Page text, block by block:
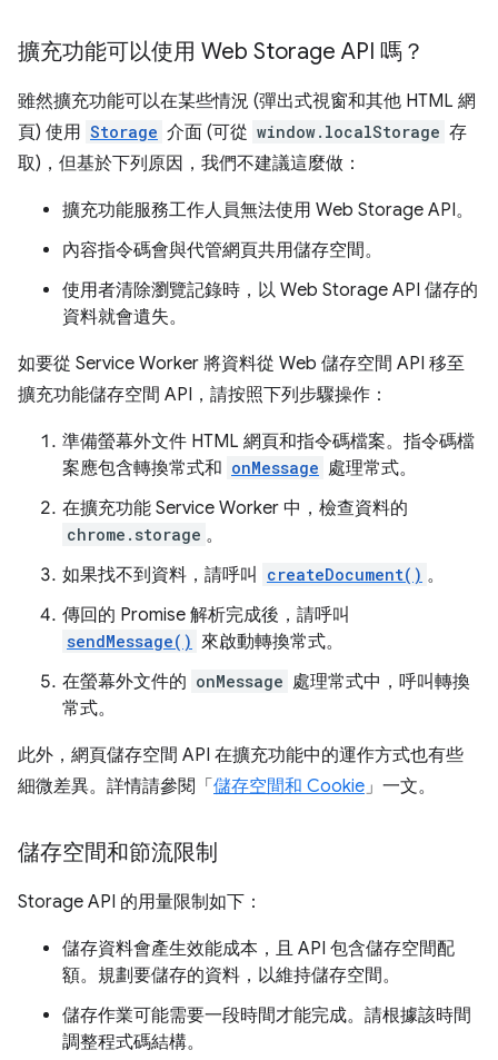
擴充功能可以使用 Web Storage API 嗎？
雖然擴充功能可以在某些情況 (彈出式視窗和其他 HTML 網
頁) 使用 Storage 介面 (可從 window.localStorage 存
取)，但基於下列原因，我們不建議這麼做：
擴充功能服務工作人員無法使用 Web Storage API。
內容指令碼會與代管網頁共用儲存空間。
使用者清除瀏覽記錄時，以 Web Storage API 儲存的
資料就會遺失。
如要從 Service Worker 將資料從 Web 儲存空間 API 移至
擴充功能儲存空間 API，請按照下列步驟操作：
準備螢幕外文件 HTML 網頁和指令碼檔案。指令碼檔
案應包含轉換常式和 onMessage 處理常式。
在擴充功能 Service Worker 中，檢查資料的
chrome.storage 。
如果找不到資料，請呼叫
createDocument() 。
傳回的 Promise 解析完成後，請呼叫
sendMessage() 來啟動轉換常式。
在螢幕外文件的 onMessage 處理常式中，呼叫轉換
常式。
此外，網頁儲存空間 API 在擴充功能中的運作方式也有些
細微差異。詳情請參閱「 儲存空間和 Cookie」一文。
儲存空間和節流限制
Storage API 的用量限制如下：
儲存資料會產生效能成本，且 API 包含儲存空間配
額。規劃要儲存的資料，以維持儲存空間。
儲存作業可能需要一段時間才能完成。請根據該時間
調整程式碼結構。